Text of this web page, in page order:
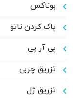
بوتاکس
پاک کردن تاتو
پی آر پی
تزریق چربی
تزریق ژل